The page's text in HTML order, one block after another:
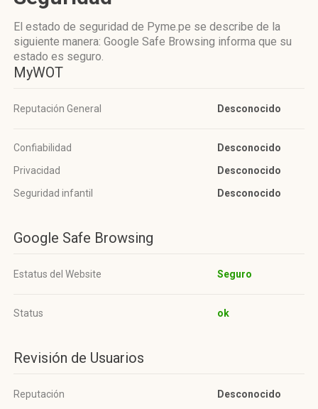
El estado de seguridad de Pyme.pe se describe de la
siguiente manera: Google Safe Browsing informa que su
estado es seguro.
MyWOT
Reputación General Desconocido
Confiabilidad
Desconocido
Privacidad
Desconocido
Seguridad infantil
Desconocido
Google Safe Browsing
Estatus del Website Seguro
Status ok
Revisión de Usuarios
Reputación Desconocido